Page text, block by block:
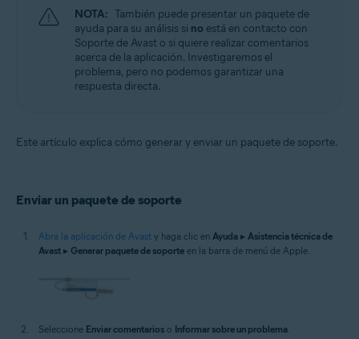
Apple Mac OS X 10.11.x (El Capitan)
NOTA: También puede presentar un paquete de
ayuda para su análisis si no está en contacto con
Soporte de Avast o si quiere realizar comentarios
acerca de la aplicación. Investigaremos el
problema, pero no podemos garantizar una
respuesta directa.
Este artículo explica cómo generar y enviar un paquete de soporte.
Enviar un paquete de soporte
Abra la aplicación de Avast y haga clic en Ayuda ▸ Asistencia técnica de
Avast ▸ Generar paquete de soporte en la barra de menú de Apple.
Seleccione Enviar comentarios o Informar sobre un problema.